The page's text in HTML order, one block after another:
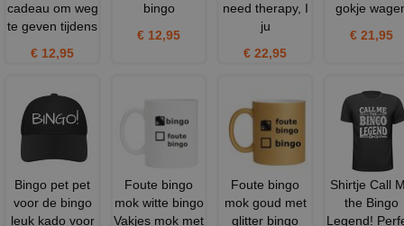
cadeau om weg
te geven tijdens
€ 12,95
bingo
€ 12,95
need therapy, I
ju
€ 22,95
gokje
€ 21,95
Bingo pet pet
voor de bingo
leuk kado voor
Foute bingo
mok witte bingo
Vakjes mok met
Foute bingo
mok goud met
glitter bingo
Shirtje Call
the Bingo
Legend!